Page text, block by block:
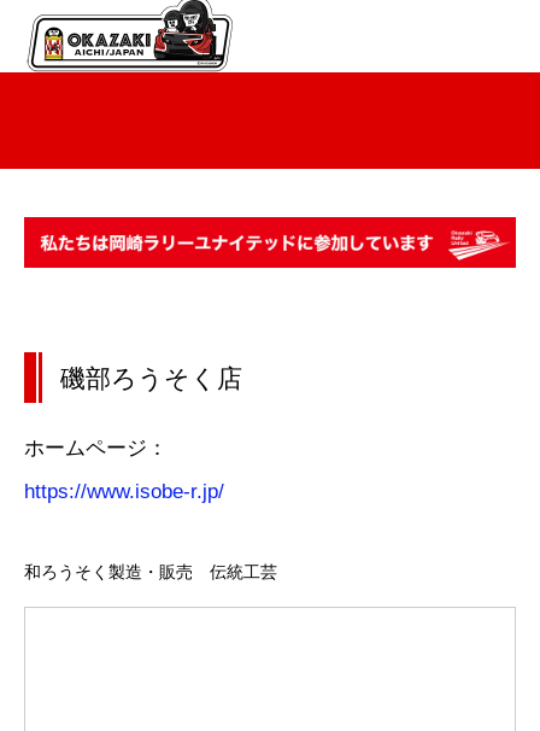
磯部ろうそく店
ホームページ：
https://www.isobe-r.jp/
和ろうそく製造・販売 伝統工芸